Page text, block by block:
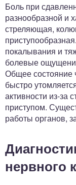
Боль при
разнообразной и
стреляющая,
покалывания и
болевые
Общее состояние
быстро
активности из-за
приступом.
работы органов,
нервного